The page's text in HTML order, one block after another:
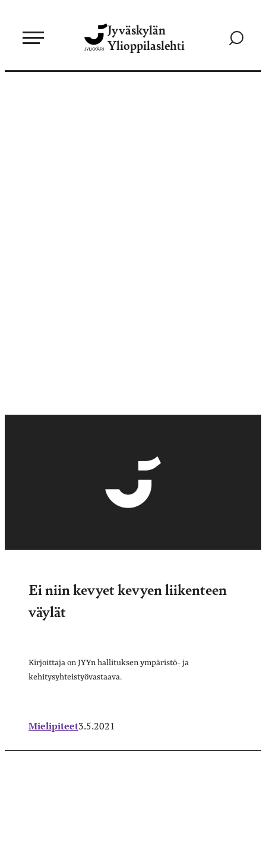
sisältöön
Jyväskylän
Ylioppilaslehti
Siirry
Ei niin kevyet kevyen liikenteen
väylät
Kirjoittaja on JYYn hallituksen ympäristö- ja
kehitysyhteistyövastaava.
Mielipiteet3.5.2021